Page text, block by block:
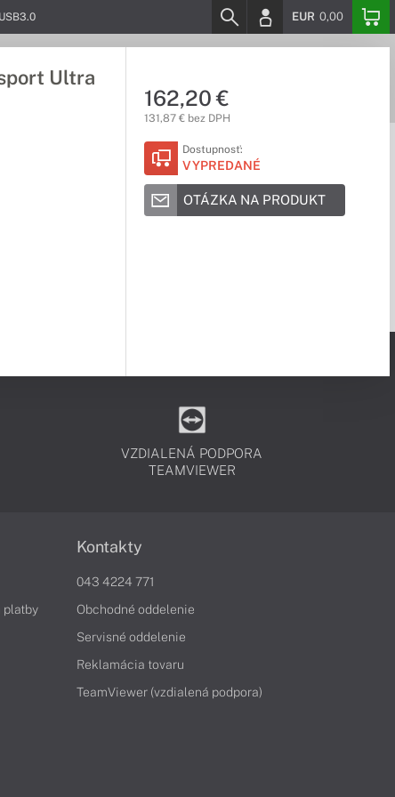
EUR 0,00
Ultra
162,20 €
131,87 € bez DPH
Dostupnosť:
VYPREDANÉ
OTÁZKA NA PRODUKT
VZDIALENÁ PODPORA
TEAMVIEWER
platby
Kontakty
043 4224 771
Obchodné oddelenie
Servisné oddelenie
Reklamácia tovaru
TeamViewer (vzdialená podpora)